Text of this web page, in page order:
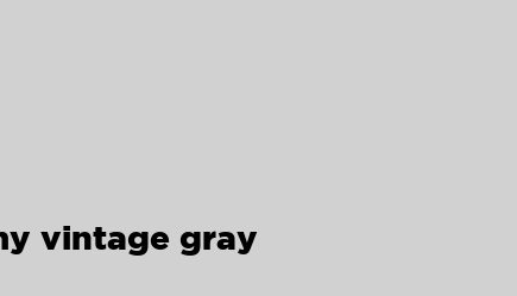
vintage gray